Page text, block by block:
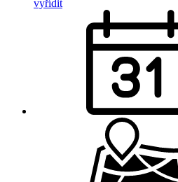
vyřídit